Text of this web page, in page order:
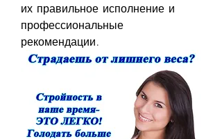
их правильное исполнение и
профессиональные
рекомендации.